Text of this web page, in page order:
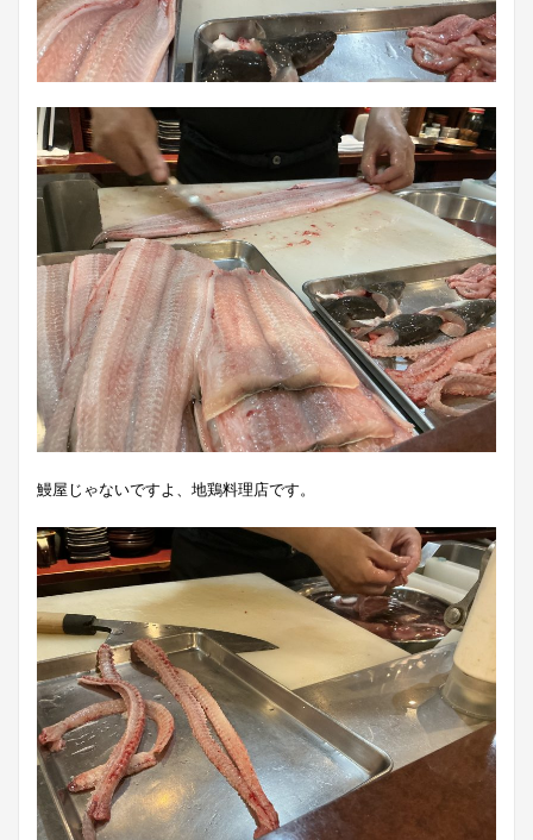
鰻屋じゃないですよ、地鶏料理店です。